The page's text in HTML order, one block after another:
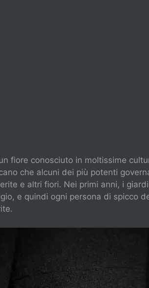
fiore conosciuto in moltissime
che alcuni dei più potenti
e altri fiori. Nei primi anni, i
e quindi ogni persona di spicco